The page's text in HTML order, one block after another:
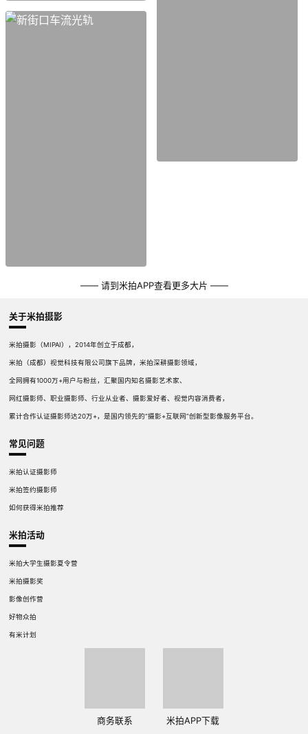
—— 请到米拍APP查看更多大片 ——
关于米拍摄影
米拍摄影（MIPAI），2014年创立于成都，
米拍（成都）视觉科技有限公司旗下品牌，米拍深耕摄影领域，
全网拥有1000万+用户与粉丝，汇聚国内知名摄影艺术家、
网红摄影师、职业摄影师、行业从业者、摄影爱好者、视觉内容消费者，
累计合作认证摄影师达20万+，是国内领先的“摄影+互联网”创新型影像服务平台。
常见问题
米拍认证摄影师
米拍签约摄影师
如何获得米拍推荐
米拍活动
米拍大学生摄影夏令营
米拍摄影奖
影像创作营
好物众拍
有米计划
商务联系 米拍APP下载